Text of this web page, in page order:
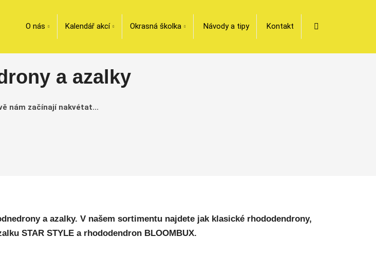
O nás Kalendář akcí Okrasná školka Návody a tipy Kontakt
a azalky
nám začínají nakvétat...
a azalky. V našem sortimentu najdete jak klasické rhododendrony,
STAR STYLE a rhododendron BLOOMBUX.